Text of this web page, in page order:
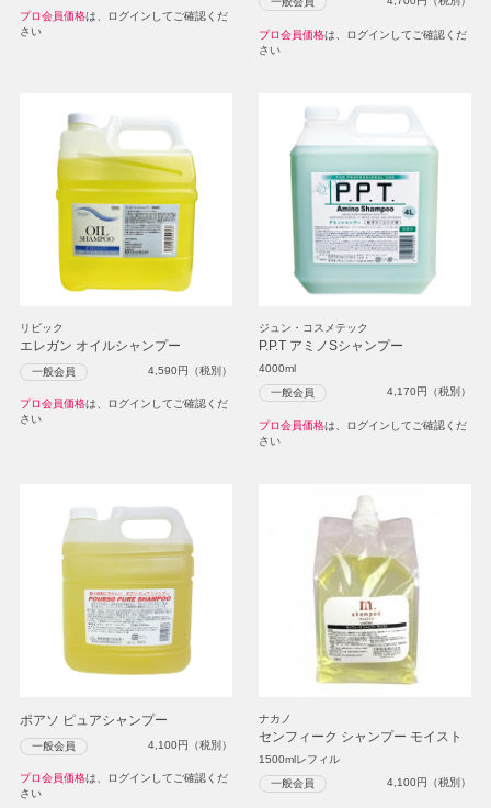
プロ会員価格は、ログインしてご確認くだ
さい
プロ会員価格は、ログインしてご確認くだ
さい
リビック
エレガン オイルシャンプー
一般会員 4,590円（税別）
プロ会員価格は、ログインしてご確認くだ
さい
ジュン・コスメテック
P.P.T アミノSシャンプー
4000ml
一般会員 4,170円（税別）
プロ会員価格は、ログインしてご確認くだ
さい
ポアソ ピュアシャンプー
一般会員 4,100円（税別）
プロ会員価格は、ログインしてご確認くだ
さい
ナカノ
センフィーク シャンプー モイスト
1500mlレフィル
一般会員 4,100円（税別）